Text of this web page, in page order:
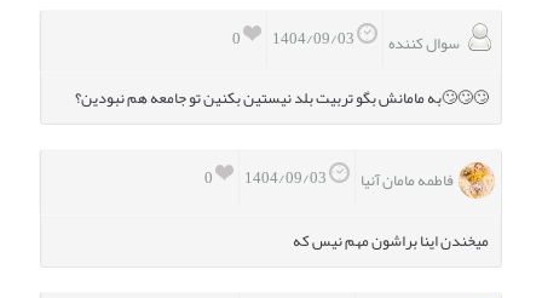
0
سوال کننده
🙄🙄🙄به مامانش بگو تربیت بلد نیستین بکنین تو جامعه هم نبودین؟
0
فاطمه مامان آنیا
میخندن اینا براشون مهم نیس که